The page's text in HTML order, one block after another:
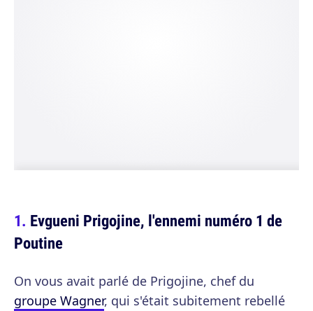
Evgueni Prigojine, l'ennemi numéro 1 de
Poutine
On vous avait parlé de Prigojine, chef du
groupe Wagner, qui s'était subitement rebellé